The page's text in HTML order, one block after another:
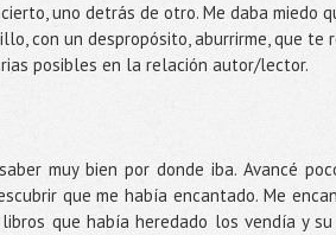
uno detrás de otro. Me daba miedo
con un despropósito, aburrirme, que te
posibles en la relación autor/lector.
muy bien por donde iba. Avancé
que me había encantado. Me
que había heredado los vendía y